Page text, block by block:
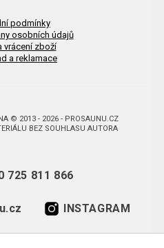
podmínky
osobních údajů
vrácení zboží
a reklamace
© 2013 - 2026 - PROSAUNU.CZ
BEZ SOUHLASU AUTORA
725 811 866
INSTAGRAM